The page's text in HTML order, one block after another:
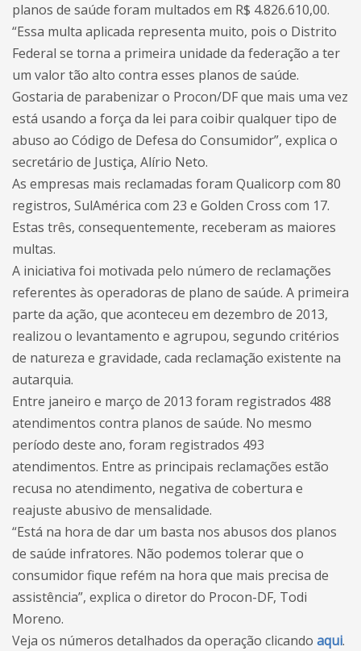
planos de saúde foram multados em R$ 4.826.610,00.
“Essa multa aplicada representa muito, pois o Distrito
Federal se torna a primeira unidade da federação a ter
um valor tão alto contra esses planos de saúde.
Gostaria de parabenizar o Procon/DF que mais uma vez
está usando a força da lei para coibir qualquer tipo de
abuso ao Código de Defesa do Consumidor”, explica o
secretário de Justiça, Alírio Neto.
As empresas mais reclamadas foram Qualicorp com 80
registros, SulAmérica com 23 e Golden Cross com 17.
Estas três, consequentemente, receberam as maiores
multas.
A iniciativa foi motivada pelo número de reclamações
referentes às operadoras de plano de saúde. A primeira
parte da ação, que aconteceu em dezembro de 2013,
realizou o levantamento e agrupou, segundo critérios
de natureza e gravidade, cada reclamação existente na
autarquia.
Entre janeiro e março de 2013 foram registrados 488
atendimentos contra planos de saúde. No mesmo
período deste ano, foram registrados 493
atendimentos. Entre as principais reclamações estão
recusa no atendimento, negativa de cobertura e
reajuste abusivo de mensalidade.
“Está na hora de dar um basta nos abusos dos planos
de saúde infratores. Não podemos tolerar que o
consumidor fique refém na hora que mais precisa de
assistência”, explica o diretor do Procon-DF, Todi
Moreno.
Veja os números detalhados da operação clicando aqui.